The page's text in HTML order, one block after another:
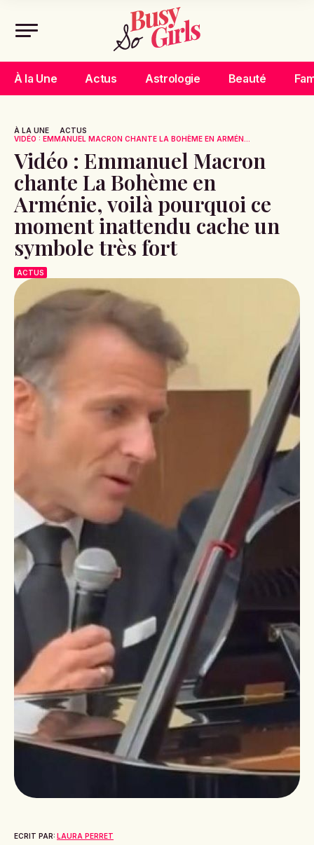
À la Une Actus Astrologie Beauté
À LA UNE
ACTUS
VIDÉO : EMMANUEL MACRON CHANTE LA BOHÈME EN ARMÉN...
Vidéo : Emmanuel Macron
chante La Bohème en
Arménie, voilà pourquoi ce
moment inattendu cache un
symbole très fort
ACTUS
ECRIT PAR: LAURA PERRET